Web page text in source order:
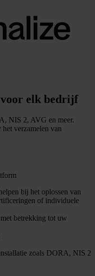
voor elk bedrijf
NIS 2, AVG en meer.
verzamelen van
bij het oplossen van
of individuele
betrekking tot uw
zoals DORA, NIS 2